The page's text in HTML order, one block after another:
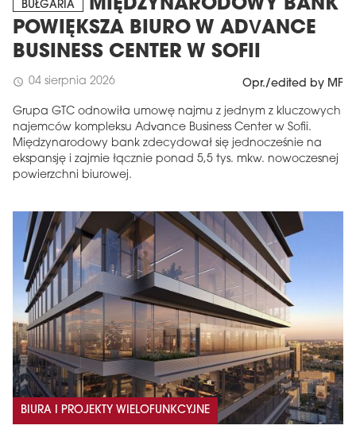
BUŁGARIA
MIĘDZYNARODOWY BANK
POWIĘKSZA BIURO W ADVANCE
BUSINESS CENTER W SOFII
schedule 04 sierpnia 2026 Opr./edited by MF
Grupa GTC odnowiła umowę najmu z jednym z kluczowych
najemców kompleksu Advance Business Center w Sofii.
Międzynarodowy bank zdecydował się jednocześnie na
ekspansję i zajmie łącznie ponad 5,5 tys. mkw. nowoczesnej
powierzchni biurowej.
BIURA I PROJEKTY WIELOFUNKCYJNE